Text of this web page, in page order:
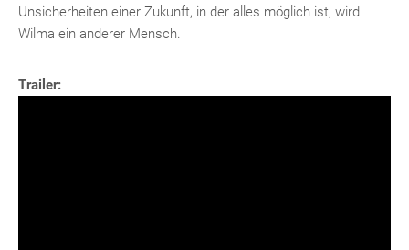
Unsicherheiten einer Zukunft, in der alles möglich ist, wird
Wilma ein anderer Mensch.
Trailer: